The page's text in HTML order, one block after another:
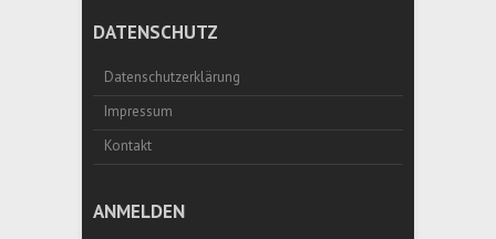
DATENSCHUTZ
Datenschutzerklärung
Impressum
Kontakt
ANMELDEN